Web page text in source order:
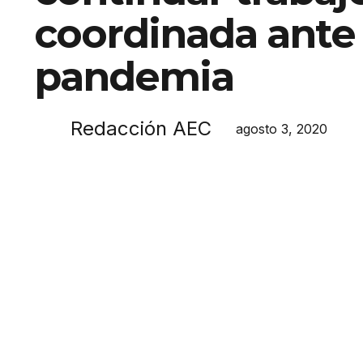
coordinada ante
pandemia
Redacción AEC agosto 3, 2020